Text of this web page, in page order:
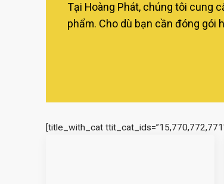
Tại Hoàng Phát, chúng tôi cung
phẩm. Cho dù bạn cần đóng gói
[title_with_cat